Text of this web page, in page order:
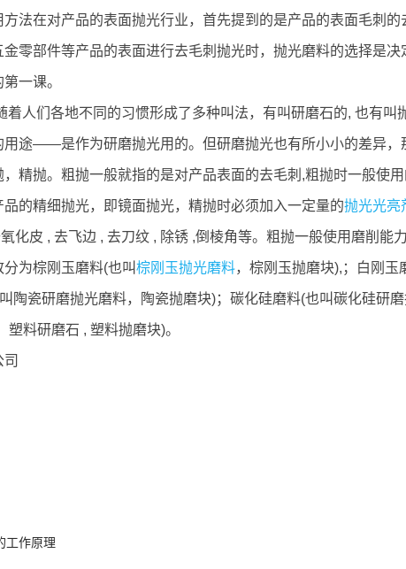
法在对产品的表面抛光行业，首先提到的是产品的表面毛刺
零部件等产品的表面进行去毛刺抛光时，抛光磨料的选择是决
一课。
着人们各地不同的习惯形成了多种叫法，有叫研磨石的, 也有叫
用途——是作为研磨抛光用的。但研磨抛光也有所小小的差异，
精抛。粗抛一般就指的是对产品表面的去毛刺,粗抛时一般使
的精细抛光，即镜面抛光，精抛时必须加入一定量的抛光光亮
化皮 , 去飞边 , 去刀纹 , 除锈 ,倒棱角等。粗抛一般使用磨削能
为棕刚玉磨料(也叫棕刚玉抛光磨料，棕刚玉抛磨块),；白刚玉
陶瓷研磨抛光磨料，陶瓷抛磨块)；碳化硅磨料(也叫碳化硅研
料研磨石 , 塑料抛磨块)。
工作原理